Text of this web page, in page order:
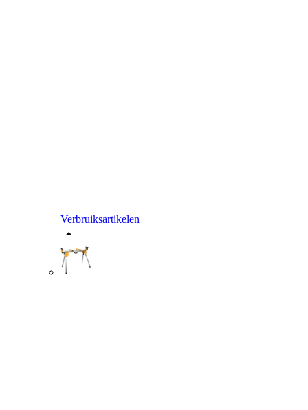
Verbruiksartikelen